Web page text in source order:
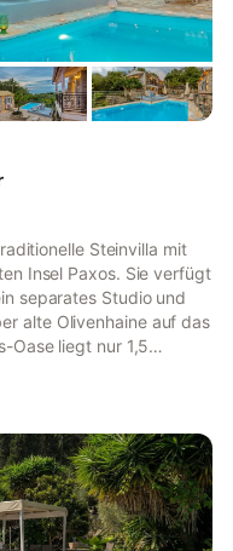
Steinvilla mit
Insel Paxos. Sie verfügt
separates Studio und
alte Olivenhaine auf das
Oase liegt nur 1,5
mit